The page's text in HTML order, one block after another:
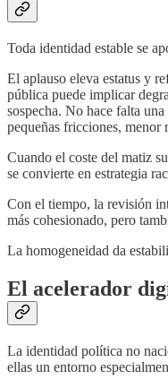
Toda identidad estable se
El aplauso eleva estatus y
pública puede implicar
sospecha. No hace falta
pequeñas fricciones, menor
Cuando el coste del matiz
se convierte en estrategia
Con el tiempo, la revisión
más cohesionado, pero
La homogeneidad da
El acelerador
La identidad política no
ellas un entorno